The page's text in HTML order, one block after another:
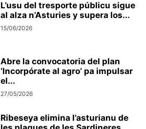
L’usu del tresporte públicu sigue
al alza n’Asturies y supera los...
15/06/2026
Abre la convocatoria del plan
‘Incorpórate al agro’ pa impulsar
el...
27/05/2026
Ribeseya elimina l’asturianu de